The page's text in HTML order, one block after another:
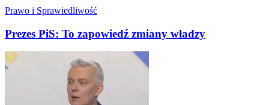
Prawo i Sprawiedliwość
Prezes PiS: To zapowiedź zmiany władzy